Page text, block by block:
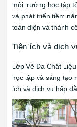
môi trường học tập
và phát triển tiềm
toàn diện và thành
Tiện ích và dịch
Lớp Vẽ Đa Chất
học tập và sáng tạo
ích và dịch vụ hấp